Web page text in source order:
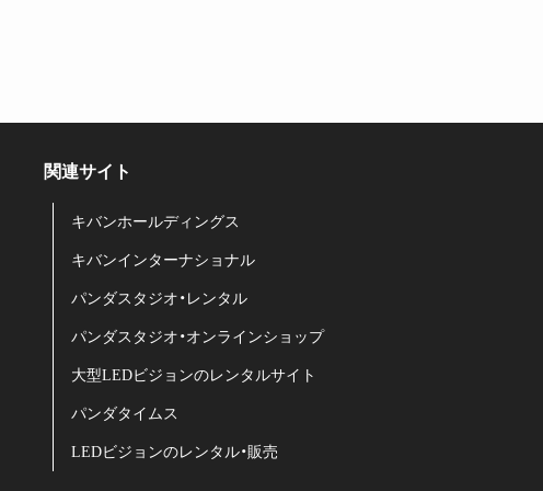
関連サイト
キバンホールディングス
キバンインターナショナル
パンダスタジオ・レンタル
パンダスタジオ・オンラインショップ
大型LEDビジョンのレンタルサイト
パンダタイムス
LEDビジョンのレンタル・販売